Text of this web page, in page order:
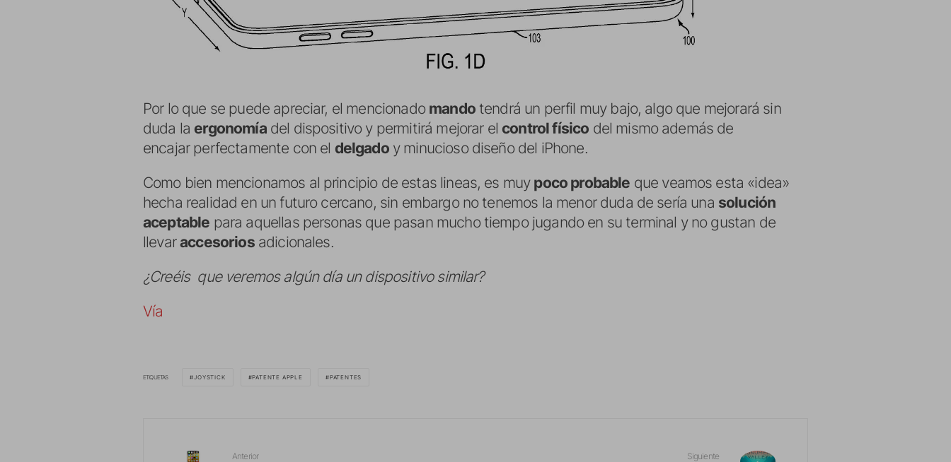
Por lo que se puede apreciar, el mencionado mandotendrá un perfil muy bajo, algo que mejorará sin
duda la ergonomíadel dispositivo y permitirá mejorar el control físico del mismo además de
encajar perfectamente con el delgadoy minucioso diseño del iPhone.
Como bien mencionamos al principio de estas lineas, es muy poco probable que veamos esta «idea»
hecha realidad en un futuro cercano, sin embargo no tenemos la menor duda de sería una solución
aceptable para aquellas personas que pasan mucho tiempo jugando en su terminal y no gustan de
llevaraccesoriosadicionales.
¿Creéis que veremos algún día un dispositivo similar?
Vía
ETIQUETAS JOYSTICK PATENTE APPLE PATENTES
Anterior Siguiente